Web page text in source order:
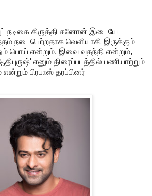
நடிகை கிருத்தி சனோன் இடையே
நடைபெற்றதாக வெளியாகி இருக்கும்
பொய் என்றும், இவை வதந்தி என்றும்,
எனும் திரைப்படத்தில் பணியாற்றும்
பிரபாஸ் தரப்பினர்